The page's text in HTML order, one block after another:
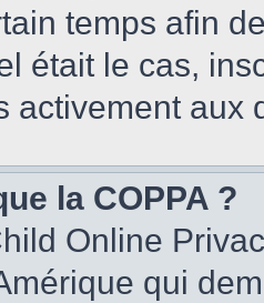
temps afin
était le cas,
activement aux
la COPPA ?
Online
qui